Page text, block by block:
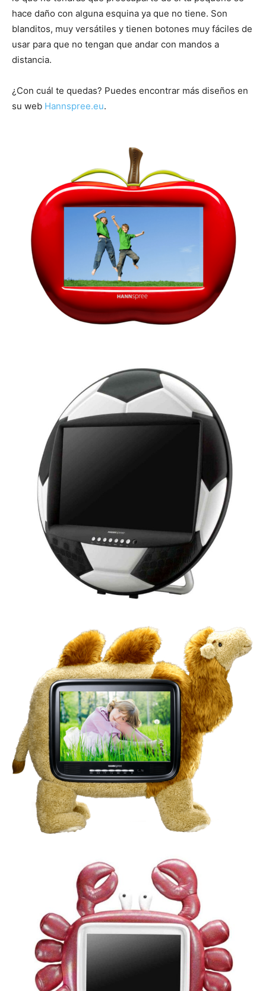
hace daño con alguna esquina ya que no tiene. Son
blanditos, muy versátiles y tienen botones muy fáciles de
usar para que no tengan que andar con mandos a
distancia.
¿Con cuál te quedas? Puedes encontrar más diseños en
su web Hannspree.eu.